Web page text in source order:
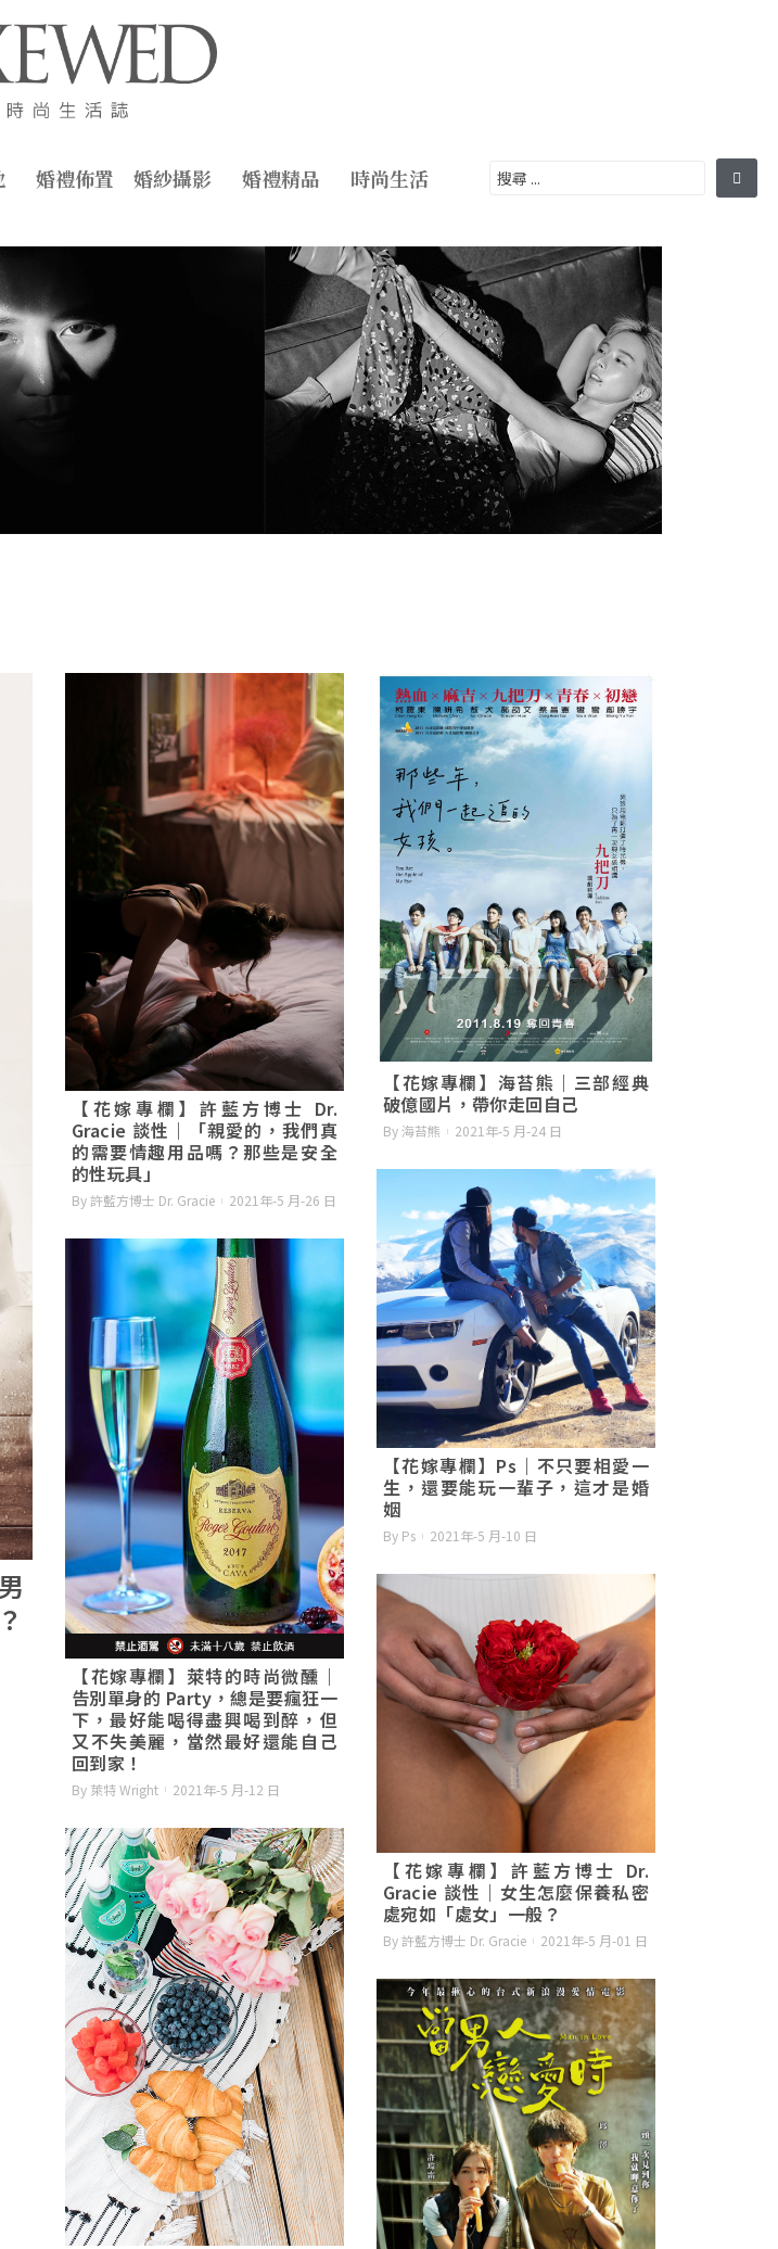
婚禮佈置 婚紗攝影 婚禮精品 時尚生活
【花嫁專欄】許藍方博士 Dr.
Gracie 談性｜「親愛的，我們真
的需要情趣用品嗎？那些是安全
的性玩具」
By 許藍方博士 Dr. Gracie 2021年-5 月-26 日
【花嫁專欄】海苔熊｜三部經典
破億國片，帶你走回自己
By 海苔熊 2021年-5 月-24 日
【花嫁專欄】萊特的時尚微醺｜
告別單身的 Party，總是要瘋狂一
下，最好能喝得盡興喝到醉，但
又不失美麗，當然最好還能自己
回到家！
By 萊特 Wright 2021年-5 月-12 日
【花嫁專欄】Ps｜不只要相愛一
生，還要能玩一輩子，這才是婚
姻
By Ps 2021年-5 月-10 日
【花嫁專欄】許藍方博士 Dr.
Gracie 談性｜女生怎麼保養私密
處宛如「處女」一般？
By 許藍方博士 Dr. Gracie 2021年-5 月-01 日